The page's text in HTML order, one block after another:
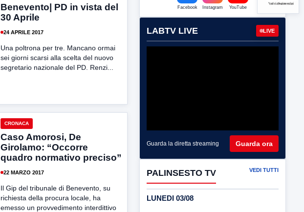
Benevento| PD in vista del
30 Aprile
24 APRILE 2017
Una poltrona per tre. Mancano ormai
sei giorni scarsi alla scelta del nuovo
segretario nazionale del PD. Renzi...
CRONACA
Caso Amorosi, De
Girolamo: “Occorre
quadro normativo preciso”
22 MARZO 2017
Il Gip del tribunale di Benevento, su
richiesta della procura locale, ha
emesso un provvedimento interdittivo
Facebook Instagram YouTube
LABTV LIVE LIVE
Guarda la diretta streaming Guarda ora
PALINSESTO TV VEDI TUTTI
LUNEDI 03/08